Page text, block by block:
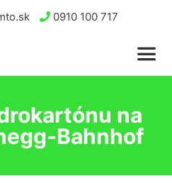
0910 100 717
na
Bahnhof